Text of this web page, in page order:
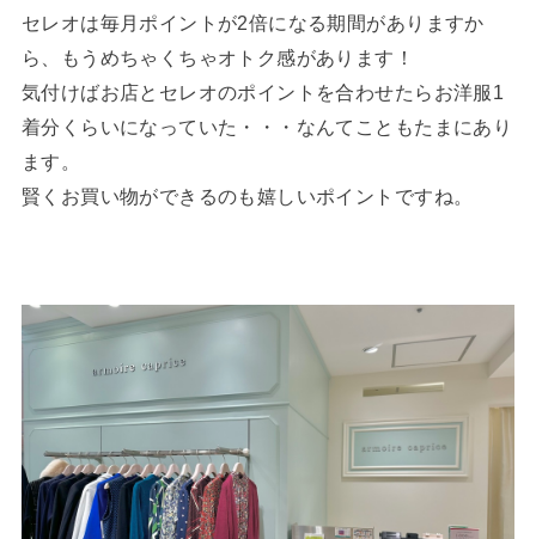
セレオは毎月ポイントが2倍になる期間がありますか
ら、もうめちゃくちゃオトク感があります！
気付けばお店とセレオのポイントを合わせたらお洋服1
着分くらいになっていた・・・なんてこともたまにあり
ます。
賢くお買い物ができるのも嬉しいポイントですね。